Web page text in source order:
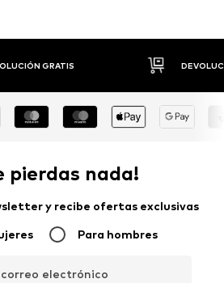
HASTA 30 DÍAS
pierdas nada!
y recibe ofertas exclusivas
Para hombres
electrónico